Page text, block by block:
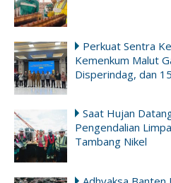
Perkuat Sentra
Kemenkum Malut
Disperindag, dan
Saat Hujan
Pengendalian
Tambang Nikel